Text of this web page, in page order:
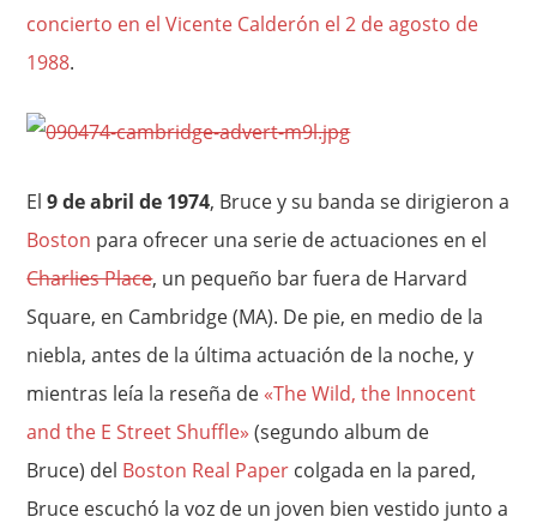
concierto en el Vicente Calderón el 2 de agosto de
1988.
El9 de abril de 1974, Bruce y su banda se dirigieron a
Boston para ofrecer una serie de actuaciones en el
Charlies Place, un pequeño bar fuera de Harvard
Square, en Cambridge (MA). De pie, en medio de la
niebla, antes de la última actuación de la noche, y
mientras leía la reseña de «The Wild, the Innocent
and the E Street Shuffle»(segundo album de
Bruce) del Boston Real Paper colgada en la pared,
Bruce escuchó la voz de un joven bien vestido junto a